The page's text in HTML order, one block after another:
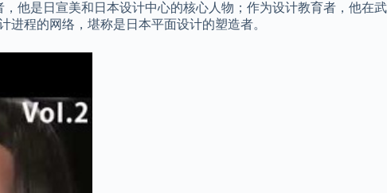
他是日宣美和日本设计中心的核心人物；作为设计教育者，他在武
程的网络，堪称是日本平面设计的塑造者。